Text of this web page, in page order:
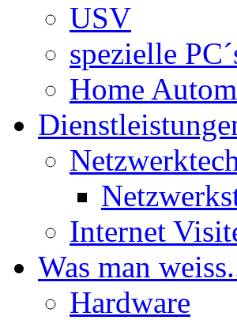
USV
spezielle
Home
Internet
Was man
Hardware